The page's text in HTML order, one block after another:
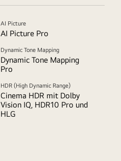
AI Picture
AI Picture Pro
Dynamic Tone Mapping
Dynamic Tone Mapping
Pro
HDR (High Dynamic Range)
Cinema HDR mit Dolby
Vision IQ, HDR10 Pro und
HLG